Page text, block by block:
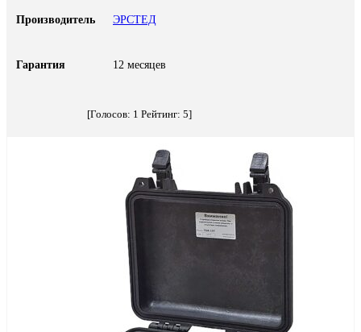
Производитель ЭРСТЕД
Гарантия 12 месяцев
[Голосов: 1 Рейтинг: 5]